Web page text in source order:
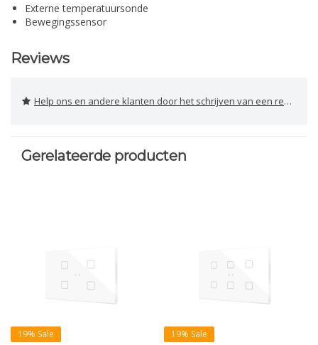
Externe temperatuursonde
Bewegingssensor
Reviews
Help ons en andere klanten door het schrijven van een review
Gerelateerde producten
19% Sale 19% Sale